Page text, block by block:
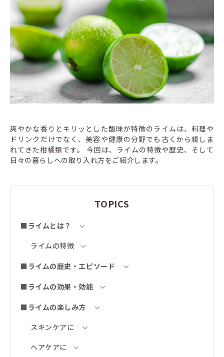
爽やかな香りとキリッとした酸味が特徴のライムは、料理や
ドリンクだけでなく、美容や健康の分野でも古くから親しま
れてきた柑橘類です。 今回は、ライムの特徴や歴史、そして
日々の暮らしへの取り入れ方をご紹介します。
TOPICS
■ライムとは？
ライムの特徴
■ライムの歴史・エピソード
■ライムの効果・効能
■ライムの楽しみ方
スキンケアに
ヘアケアに